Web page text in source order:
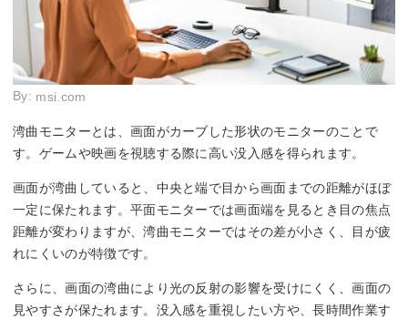
By: msi.com
湾曲モニターとは、画面がカーブした形状のモニターのことで
す。ゲームや映画を視聴する際に高い没入感を得られます。
画面が湾曲していると、中央と端で目から画面までの距離がほぼ
一定に保たれます。平面モニターでは画面端を見るとき目の焦点
距離が変わりますが、湾曲モニターではその差が小さく、目が疲
れにくいのが特徴です。
さらに、画面の湾曲により光の反射の影響を受けにくく、画面の
見やすさが保たれます。没入感を重視したい方や、長時間作業す